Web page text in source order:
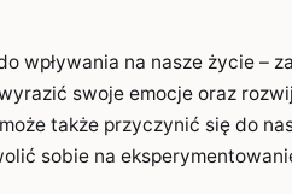
wpływania na nasze życie –
swoje emocje oraz
także przyczynić się do
sobie na